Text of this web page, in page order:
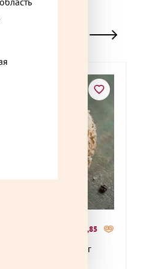
до +29,85
торт 500 г